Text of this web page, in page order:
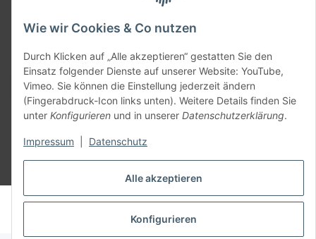
Alle akzeptieren
Konfigurieren
Wie wir Cookies & Co nutzen
Durch Klicken auf „Alle akzeptieren“ gestatten Sie den
Einsatz folgender Dienste auf unserer Website: YouTube,
Vimeo. Sie können die Einstellung jederzeit ändern
(Fingerabdruck-Icon links unten). Weitere Details finden Sie
unter Konfigurieren und in unserer Datenschutzerklärung.
Impressum Datenschutz
Teil unseres Netzwerks:
Vertrag widerrufen
© voltmaster.de
Powered byJTL-Shop